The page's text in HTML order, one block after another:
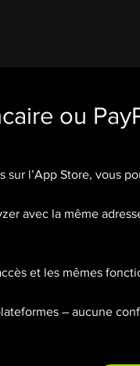
ou
sur l’App Store, vous
avec la même
et les mêmes
– aucune